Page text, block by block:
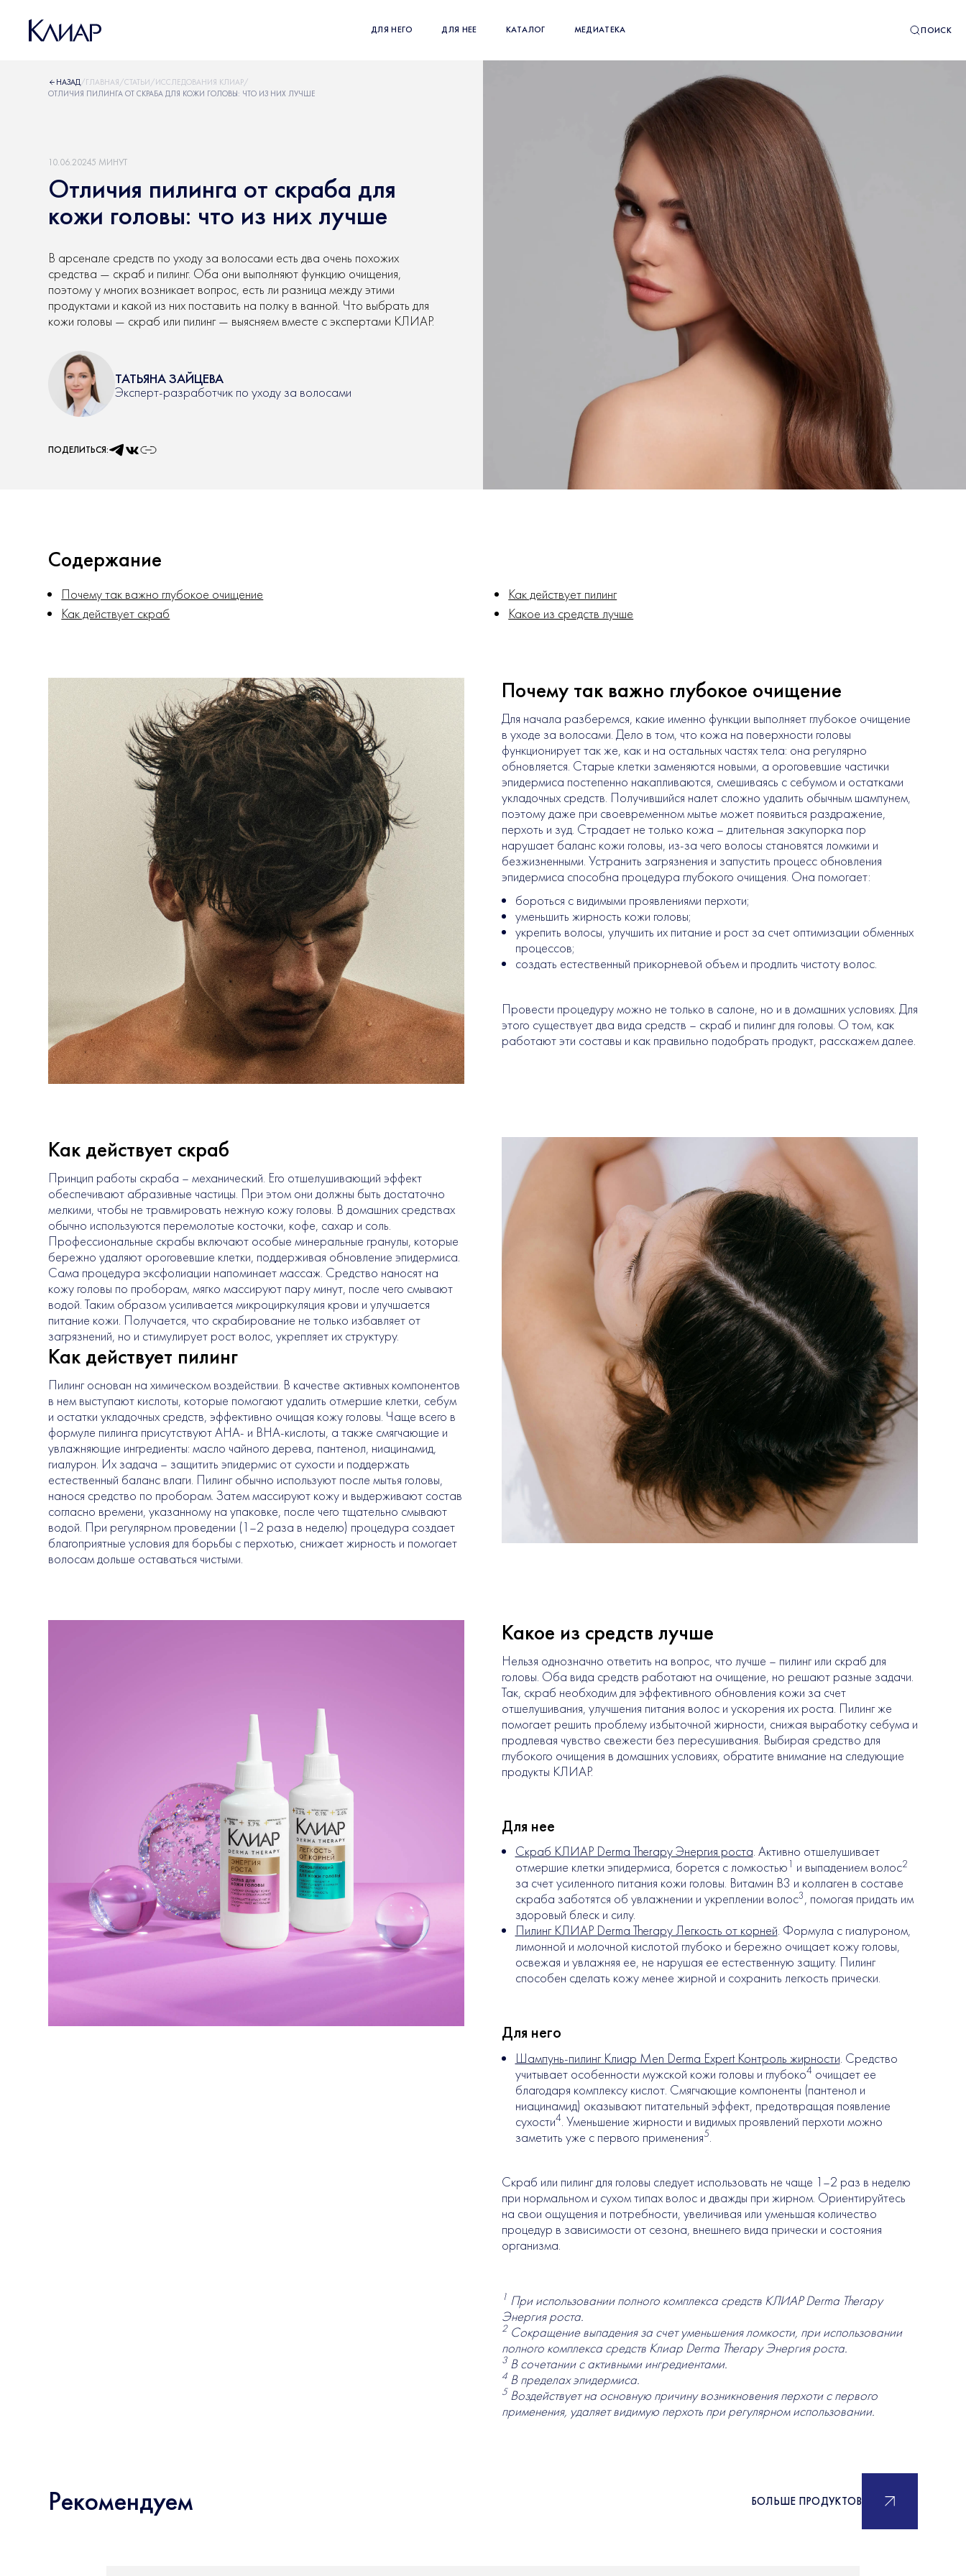
ДЛЯ НЕГО ДЛЯ НЕЕ КАТАЛОГ МЕДИАТЕКА ПОИСК
НАЗАД/ГЛАВНАЯ/СТАТЬИ/ИССЛЕДОВАНИЯ КЛИАР/
ОТЛИЧИЯ ПИЛИНГА ОТ СКРАБА ДЛЯ КОЖИ ГОЛОВЫ: ЧТО ИЗ НИХ ЛУЧШЕ
10.06.20245 МИНУТ
Отличия пилинга от скраба для
кожи головы: что из них лучше
В арсенале средств по уходу за волосами есть два очень похожих
средства — скраб и пилинг. Оба они выполняют функцию очищения,
поэтому у многих возникает вопрос, есть ли разница между этими
продуктами и какой из них поставить на полку в ванной. Что выбрать для
кожи головы — скраб или пилинг — выясняем вместе с экспертами КЛИАР.
ТАТЬЯНА ЗАЙЦЕВА
Эксперт-разработчик по уходу за волосами
ПОДЕЛИТЬСЯ:
Содержание
Почему так важно глубокое очищение
Как действует скраб
Как действует пилинг
Какое из средств лучше
Почему так важно глубокое очищение
Для начала разберемся, какие именно функции выполняет глубокое очищение
в уходе за волосами. Дело в том, что кожа на поверхности головы
функционирует так же, как и на остальных частях тела: она регулярно
обновляется. Старые клетки заменяются новыми, а ороговевшие частички
эпидермиса постепенно накапливаются, смешиваясь с себумом и остатками
укладочных средств. Получившийся налет сложно удалить обычным шампунем,
поэтому даже при своевременном мытье может появиться раздражение,
перхоть и зуд. Страдает не только кожа – длительная закупорка пор
нарушает баланс кожи головы, из-за чего волосы становятся ломкими и
безжизненными. Устранить загрязнения и запустить процесс обновления
эпидермиса способна процедура глубокого очищения. Она помогает:
бороться с видимыми проявлениями перхоти;
уменьшить жирность кожи головы;
укрепить волосы, улучшить их питание и рост за счет оптимизации обменных
процессов;
создать естественный прикорневой объем и продлить чистоту волос.
Провести процедуру можно не только в салоне, но и в домашних условиях. Для
этого существует два вида средств – скраб и пилинг для головы. О том, как
работают эти составы и как правильно подобрать продукт, расскажем далее.
Как действует скраб
Принцип работы скраба – механический. Его отшелушивающий эффект
обеспечивают абразивные частицы. При этом они должны быть достаточно
мелкими, чтобы не травмировать нежную кожу головы. В домашних средствах
обычно используются перемолотые косточки, кофе, сахар и соль.
Профессиональные скрабы включают особые минеральные гранулы, которые
бережно удаляют ороговевшие клетки, поддерживая обновление эпидермиса.
Сама процедура эксфолиации напоминает массаж. Средство наносят на
кожу головы по проборам, мягко массируют пару минут, после чего смывают
водой. Таким образом усиливается микроциркуляция крови и улучшается
питание кожи. Получается, что скрабирование не только избавляет от
загрязнений, но и стимулирует рост волос, укрепляет их структуру.
Как действует пилинг
Пилинг основан на химическом воздействии. В качестве активных компонентов
в нем выступают кислоты, которые помогают удалить отмершие клетки, себум
и остатки укладочных средств, эффективно очищая кожу головы. Чаще всего в
формуле пилинга присутствуют AHA- и BHA-кислоты, а также смягчающие и
увлажняющие ингредиенты: масло чайного дерева, пантенол, ниацинамид,
гиалурон. Их задача – защитить эпидермис от сухости и поддержать
естественный баланс влаги. Пилинг обычно используют после мытья головы,
нанося средство по проборам. Затем массируют кожу и выдерживают состав
согласно времени, указанному на упаковке, после чего тщательно смывают
водой. При регулярном проведении (1–2 раза в неделю) процедура создает
благоприятные условия для борьбы с перхотью, снижает жирность и помогает
волосам дольше оставаться чистыми.
Какое из средств лучше
Нельзя однозначно ответить на вопрос, что лучше – пилинг или скраб для
головы. Оба вида средств работают на очищение, но решают разные задачи.
Так, скраб необходим для эффективного обновления кожи за счет
отшелушивания, улучшения питания волос и ускорения их роста. Пилинг же
помогает решить проблему избыточной жирности, снижая выработку себума и
продлевая чувство свежести без пересушивания. Выбирая средство для
глубокого очищения в домашних условиях, обратите внимание на следующие
продукты КЛИАР.
Для нее
Скраб КЛИАР Derma Therapy Энергия роста. Активно отшелушивает
отмершие клетки эпидермиса, борется с ломкостью 1 и выпадением волос2
за счет усиленного питания кожи головы. Витамин B3 и коллаген в составе
скраба заботятся об увлажнении и укреплении волос3, помогая придать им
здоровый блеск и силу.
Пилинг КЛИАР Derma Therapy Легкость от корней. Формула с гиалуроном,
лимонной и молочной кислотой глубоко и бережно очищает кожу головы,
освежая и увлажняя ее, не нарушая ее естественную защиту. Пилинг
способен сделать кожу менее жирной и сохранить легкость прически.
Для него
Шампунь-пилинг Клиар Men Derma Expert Контроль жирности. Средство
учитывает особенности мужской кожи головы и глубоко4 очищает ее
благодаря комплексу кислот. Смягчающие компоненты (пантенол и
ниацинамид) оказывают питательный эффект, предотвращая появление
сухости4. Уменьшение жирности и видимых проявлений перхоти можно
заметить уже с первого применения5.
Скраб или пилинг для головы следует использовать не чаще 1–2 раз в неделю
при нормальном и сухом типах волос и дважды при жирном. Ориентируйтесь
на свои ощущения и потребности, увеличивая или уменьшая количество
процедур в зависимости от сезона, внешнего вида прически и состояния
организма.
1 При использовании полного комплекса средств КЛИАР Derma Therapy
Энергия роста.
2Сокращение выпадения за счет уменьшения ломкости, при использовании
полного комплекса средств Клиар Derma Therapy Энергия роста.
3В сочетании с активными ингредиентами.
4В пределах эпидермиса.
5Воздействует на основную причину возникновения перхоти с первого
применения, удаляет видимую перхоть при регулярном использовании.
Рекомендуем БОЛЬШЕ ПРОДУКТОВ